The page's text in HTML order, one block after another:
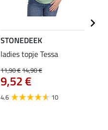
STONEDEEK
ladies topje Tessa
11,90 €14,90 €
9,52 €
4.6 10